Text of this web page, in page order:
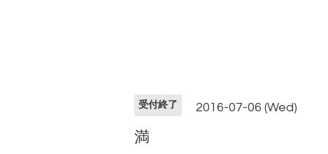
受付終了 2016-07-06 (Wed)
満